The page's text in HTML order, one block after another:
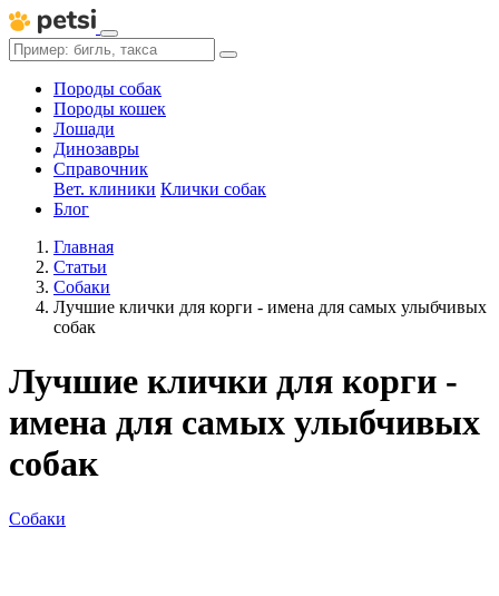
Породы собак
Породы кошек
Лошади
Динозавры
Справочник
Вет. клиники Клички собак
Блог
Главная
Статьи
Собаки
Лучшие клички для корги - имена для самых улыбчивых
собак
Лучшие клички для корги -
имена для самых улыбчивых
собак
Собаки